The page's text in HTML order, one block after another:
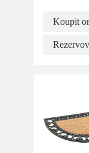
Koupit